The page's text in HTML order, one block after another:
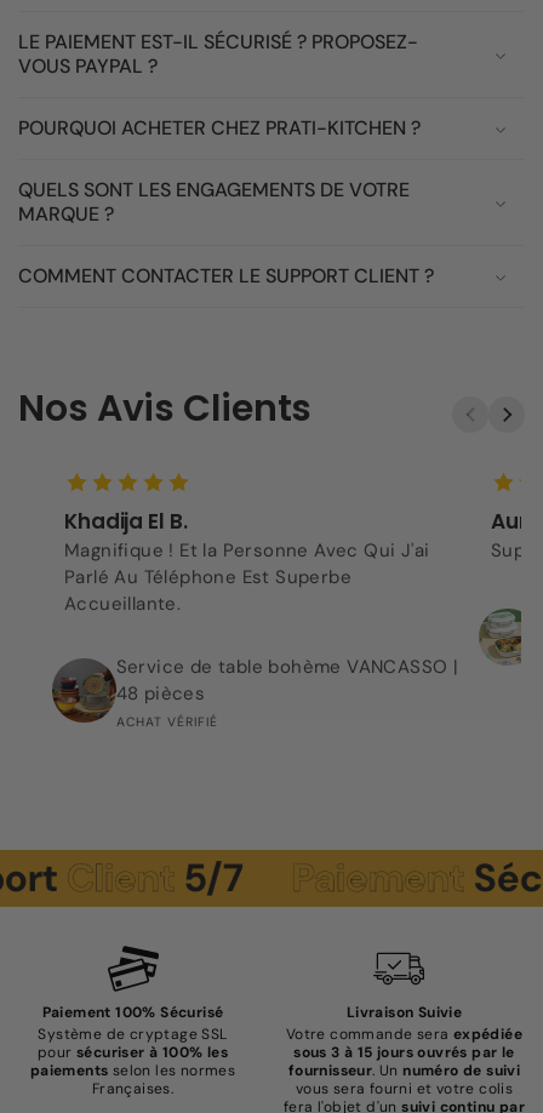
LE PAIEMENT EST-IL SÉCURISÉ ? PROPOSEZ-
VOUS PAYPAL ?
POURQUOI ACHETER CHEZ PRATI-KITCHEN ?
QUELS SONT LES ENGAGEMENTS DE VOTRE
MARQUE ?
COMMENT CONTACTER LE SUPPORT CLIENT ?
Nos Avis Clients
Khadija El B.
Magnifique ! Et la Personne Avec Qui J'ai
Parlé Au Téléphone Est Superbe
Accueillante.
Service de table bohème VANCASSO |
48 pièces
ACHAT VÉRIFIÉ
5/7 PaiementSécurisé
Paiement 100% Sécurisé
Système de cryptage SSL
pour sécuriser à 100% les
paiements selon les normes
Françaises.
Livraison Suivie
Votre commande sera expédiée
sous 3 à 15 jours ouvrés par le
fournisseur. Un numéro de suivi
vous sera fourni et votre colis
fera l'objet d'unsuivi continu par